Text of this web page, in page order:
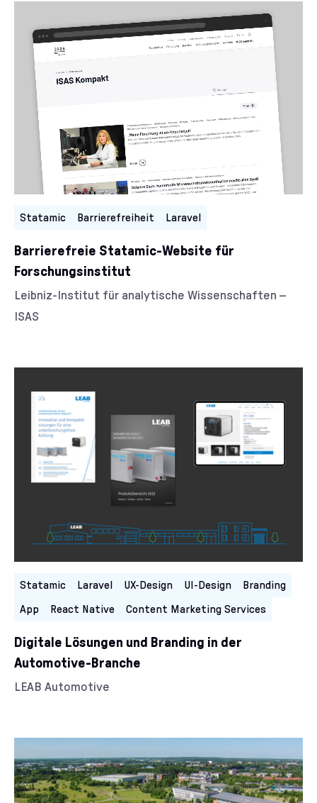
Barrierefreie Statamic-Website für
Forschungsinstitut
Kunde/Kundin:
Leibniz-Institut für analytische Wissenschaften –
ISAS
Kategorien:
Statamic Barrierefreiheit Laravel
Digitale Lösungen und Branding in der
Automotive-Branche
Kunde/Kundin:
LEAB Automotive
Kategorien:
Statamic Laravel UX-Design UI-Design Branding
App React Native Content Marketing Services
Kategorien: